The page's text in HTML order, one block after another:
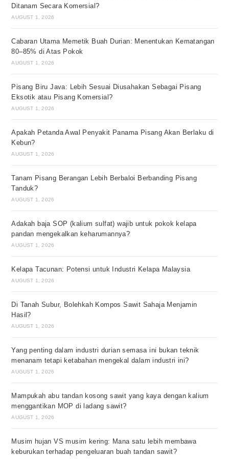
Ditanam Secara Komersial?
AUGUST 1, 2026
Cabaran Utama Memetik Buah Durian: Menentukan Kematangan
80–85% di Atas Pokok
AUGUST 1, 2026
Pisang Biru Java: Lebih Sesuai Diusahakan Sebagai Pisang
Eksotik atau Pisang Komersial?
AUGUST 1, 2026
Apakah Petanda Awal Penyakit Panama Pisang Akan Berlaku di
Kebun?
AUGUST 1, 2026
Tanam Pisang Berangan Lebih Berbaloi Berbanding Pisang
Tanduk?
AUGUST 1, 2026
Adakah baja SOP (kalium sulfat) wajib untuk pokok kelapa
pandan mengekalkan keharumannya?
AUGUST 1, 2026
Kelapa Tacunan: Potensi untuk Industri Kelapa Malaysia
AUGUST 1, 2026
Di Tanah Subur, Bolehkah Kompos Sawit Sahaja Menjamin
Hasil?
AUGUST 1, 2026
Yang penting dalam industri durian semasa ini bukan teknik
menanam tetapi ketabahan mengekal dalam industri ini?
AUGUST 1, 2026
Mampukah abu tandan kosong sawit yang kaya dengan kalium
menggantikan MOP di ladang sawit?
AUGUST 1, 2026
Musim hujan VS musim kering: Mana satu lebih membawa
keburukan terhadap pengeluaran buah tandan sawit?